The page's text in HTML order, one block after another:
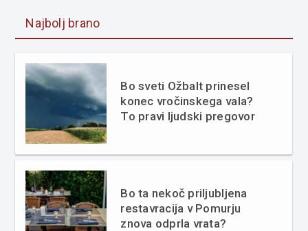
Najbolj brano
Bo sveti Ožbalt prinesel
konec vročinskega vala?
To pravi ljudski pregovor
Bo ta nekoč priljubljena
restavracija v Pomurju
znova odprla vrata?